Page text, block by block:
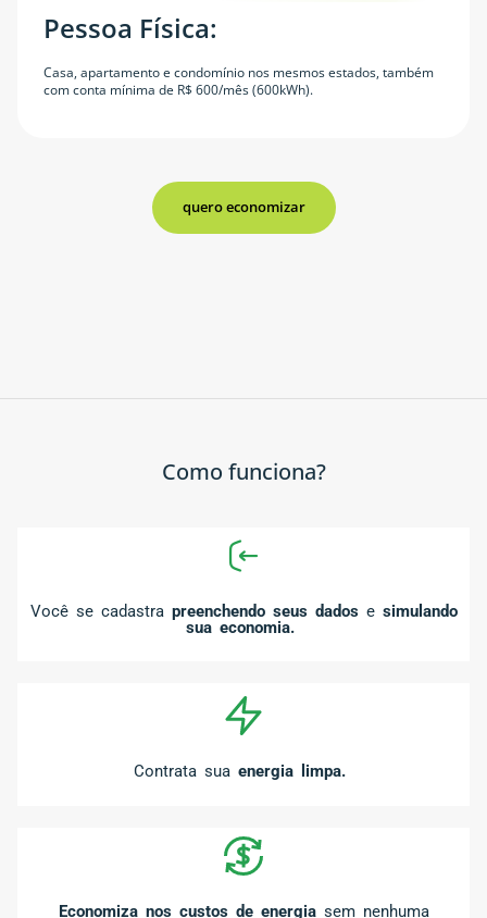
Pessoa Física:
Casa, apartamento e condomínio nos mesmos estados, também
com conta mínima de R$ 600/mês (600kWh).
quero economizar
Como funciona?
Você se cadastra preenchendo seus dadose simulando
sua economia.
Contrata sua energia limpa.
Economiza nos custos de energia sem nenhuma